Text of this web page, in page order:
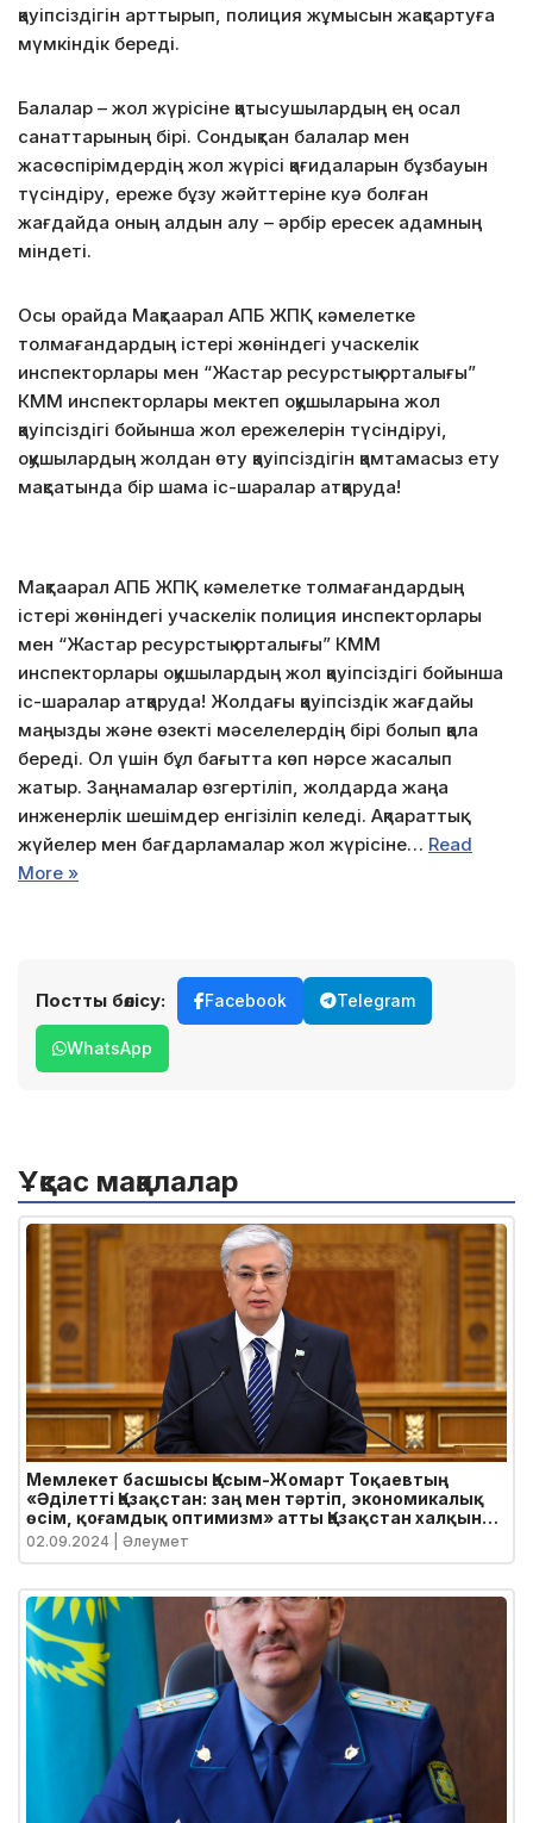
қауіпсіздігін арттырып, полиция жұмысын жақсартуға
мүмкіндік береді.
Балалар – жол жүрісіне қатысушылардың ең осал
санаттарының бірі. Сондықтан балалар мен
жасөспірімдердің жол жүрісі қағидаларын бұзбауын
түсіндіру, ереже бұзу жәйттеріне куә болған
жағдайда оның алдын алу – әрбір ересек адамның
міндеті.
Осы орайда Мақтаарал АПБ ЖПҚ кәмелетке
толмағандардың істері жөніндегі учаскелік
инспекторлары мен “Жастар ресурстық орталығы”
КММ инспекторлары мектеп оқушыларына жол
қауіпсіздігі бойынша жол ережелерін түсіндіруі,
оқушылардың жолдан өту қауіпсіздігін қамтамасыз ету
мақсатында бір шама іс-шаралар атқаруда!
Мақтаарал АПБ ЖПҚ кәмелетке толмағандардың
істері жөніндегі учаскелік полиция инспекторлары
мен “Жастар ресурстық орталығы” КММ
инспекторлары оқушылардың жол қауіпсіздігі бойынша
іс-шаралар атқаруда! Жолдағы қауіпсіздік жағдайы
маңызды және өзекті мәселелердің бірі болып қала
береді. Ол үшін бұл бағытта көп нәрсе жасалып
жатыр. Заңнамалар өзгертіліп, жолдарда жаңа
инженерлік шешімдер енгізіліп келеді. Ақпараттық
жүйелер мен бағдарламалар жол жүрісіне… Read
More »
Постты бөлісу: Facebook Telegram
WhatsApp
Ұқсас мақалалар
Мемлекет басшысы Қасым-Жомарт Тоқаевтың
«Әділетті Қазақстан: заң мен тәртіп, экономикалық
өсім, қоғамдық оптимизм» атты Қазақстан халқына
Жолдауы
02.09.2024 | Әлеумет